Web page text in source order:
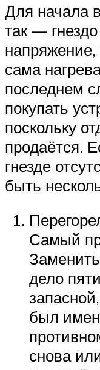
Для начала
так —
сама
последнем
покупать
поскольку
продаётся.
гнезде
быть
Самый
дело
был
снова